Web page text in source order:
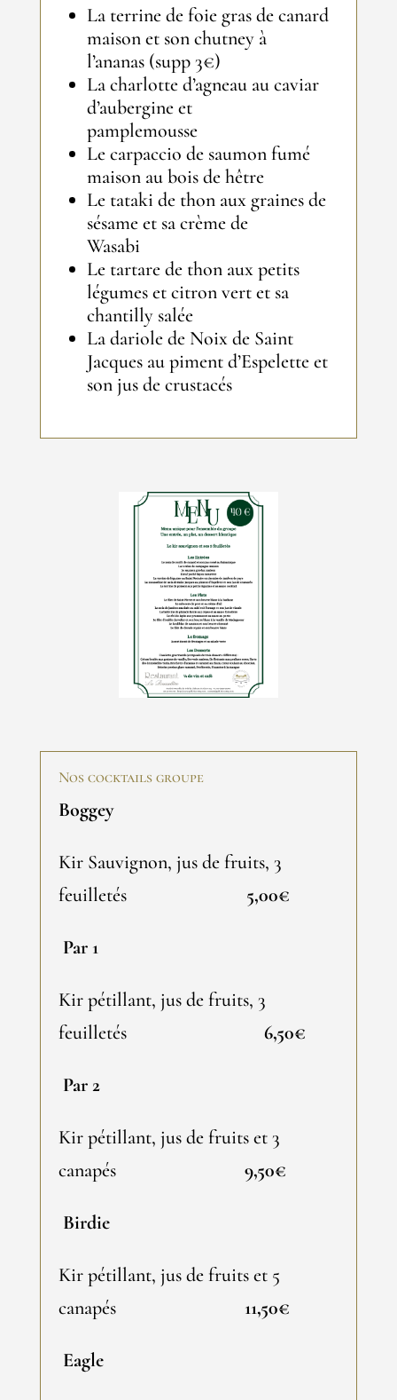
La terrine de foie gras de canard
maison et son chutney à
l’ananas (supp 3€)
La charlotte d’agneau au caviar
d’aubergine et
pamplemousse
Le carpaccio de saumon fumé
maison au bois de hêtre
Le tataki de thon aux graines de
sésame et sa crème de
Wasabi
Le tartare de thon aux petits
légumes et citron vert et sa
chantilly salée
La dariole de Noix de Saint
Jacques au piment d’Espelette et
son jus de crustacés
Nos cocktails groupe
Boggey
Kir Sauvignon, jus de fruits, 3
feuilletés 5,00€
Par 1
Kir pétillant, jus de fruits, 3
feuilletés 6,50€
Par 2
Kir pétillant, jus de fruits et 3
canapés 9,50€
Birdie
Kir pétillant, jus de fruits et 5
canapés 11,50€
Eagle